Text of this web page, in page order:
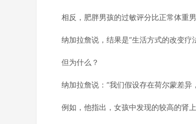
相反，肥胖男孩的过敏评分比正常体重
纳加拉詹说，结果是“生活方式的改变疗
但为什么？
纳加拉詹说：“我们假设存在荷尔蒙差
例如，他指出，女孩中发现的较高的肾